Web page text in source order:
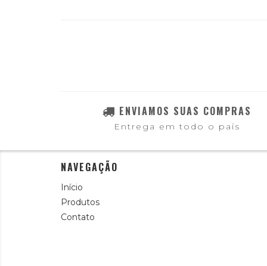
ENVIAMOS SUAS COMPRAS
Entrega em todo o país
NAVEGAÇÃO
Início
Produtos
Contato